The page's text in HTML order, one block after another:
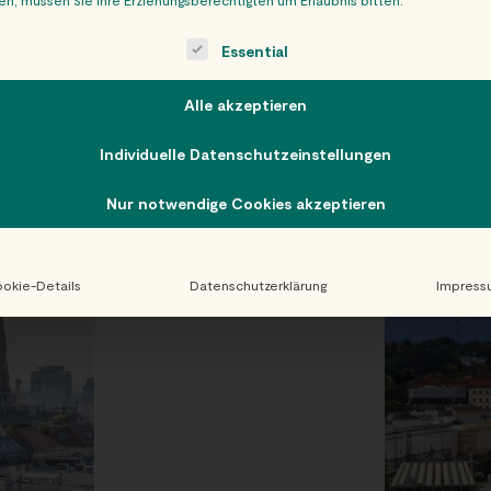
ganz Österreich!
is a list of service groups for which consent can be
Essential
Alle akzeptieren
Individuelle Datenschutzeinstellungen
Nur notwendige Cookies akzeptieren
Details Datenschutzerklärung